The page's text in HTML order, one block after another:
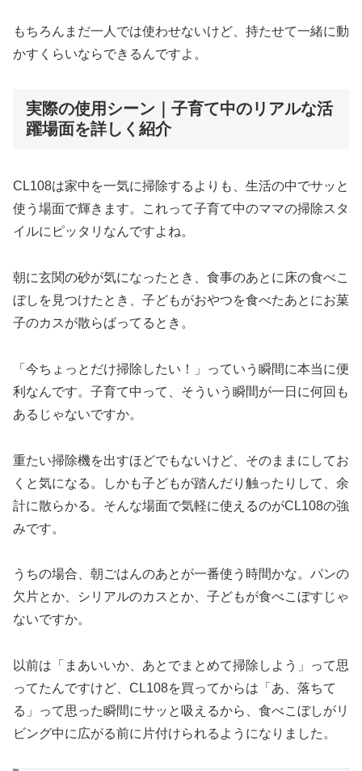
もちろんまだ一人では使わせないけど、持たせて一緒に動
かすくらいならできるんですよ。
実際の使用シーン｜子育て中のリアルな活
躍場面を詳しく紹介
CL108は家中を一気に掃除するよりも、生活の中でサッと
使う場面で輝きます。これって子育て中のママの掃除スタ
イルにピッタリなんですよね。
朝に玄関の砂が気になったとき、食事のあとに床の食べこ
ぼしを見つけたとき、子どもがおやつを食べたあとにお菓
子のカスが散らばってるとき。
「今ちょっとだけ掃除したい！」っていう瞬間に本当に便
利なんです。子育て中って、そういう瞬間が一日に何回も
あるじゃないですか。
重たい掃除機を出すほどでもないけど、そのままにしてお
くと気になる。しかも子どもが踏んだり触ったりして、余
計に散らかる。そんな場面で気軽に使えるのがCL108の強
みです。
うちの場合、朝ごはんのあとが一番使う時間かな。パンの
欠片とか、シリアルのカスとか、子どもが食べこぼすじゃ
ないですか。
以前は「まあいいか、あとでまとめて掃除しよう」って思
ってたんですけど、CL108を買ってからは「あ、落ちて
る」って思った瞬間にサッと吸えるから、食べこぼしがリ
ビング中に広がる前に片付けられるようになりました。